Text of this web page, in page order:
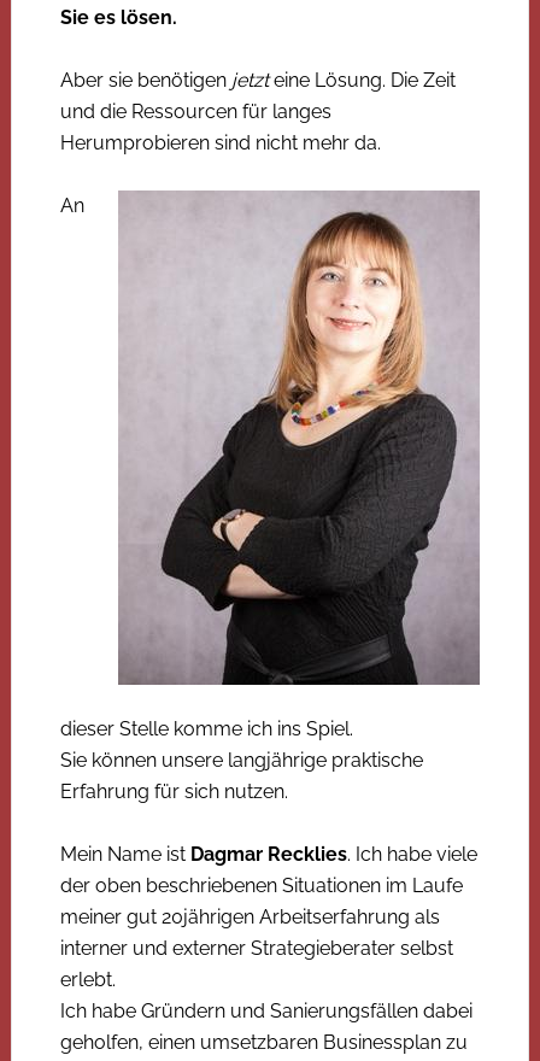
Sie es lösen.
Aber sie benötigen jetzteine Lösung. Die Zeit
und die Ressourcen für langes
Herumprobieren sind nicht mehr da.
An
dieser Stelle komme ich ins Spiel.
Sie können unsere langjährige praktische
Erfahrung für sich nutzen.
Mein Name ist Dagmar Recklies. Ich habe viele
der oben beschriebenen Situationen im Laufe
meiner gut 20jährigen Arbeitserfahrung als
interner und externer Strategieberater selbst
erlebt.
Ich habe Gründern und Sanierungsfällen dabei
geholfen, einen umsetzbaren Businessplan zu